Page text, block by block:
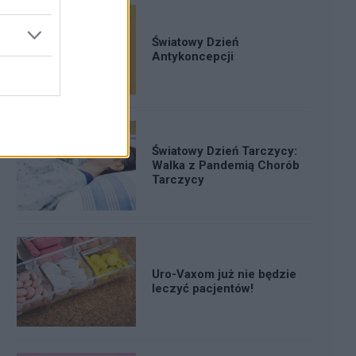
Światowy Dzień
Antykoncepcji
Światowy Dzień Tarczycy:
Walka z Pandemią Chorób
Tarczycy
Uro-Vaxom już nie będzie
leczyć pacjentów!